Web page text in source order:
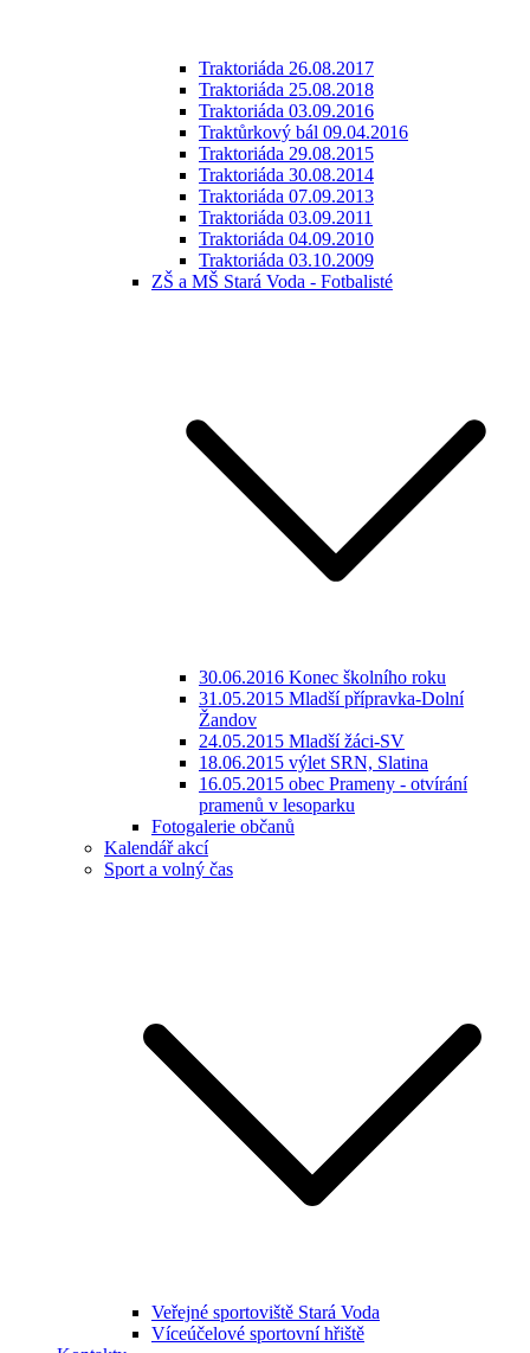
Traktoriáda 26.08.2017
Traktoriáda 25.08.2018
Traktoriáda 03.09.2016
Traktůrkový bál 09.04.2016
Traktoriáda 29.08.2015
Traktoriáda 30.08.2014
Traktoriáda 07.09.2013
Traktoriáda 03.09.2011
Traktoriáda 04.09.2010
Traktoriáda 03.10.2009
ZŠ a MŠ Stará Voda - Fotbalisté
30.06.2016 Konec školního roku
31.05.2015 Mladší přípravka-Dolní
Žandov
24.05.2015 Mladší žáci-SV
18.06.2015 výlet SRN, Slatina
16.05.2015 obec Prameny - otvírání
pramenů v lesoparku
Fotogalerie občanů
Kalendář akcí
Sport a volný čas
Veřejné sportoviště Stará Voda
Víceúčelové sportovní hřiště